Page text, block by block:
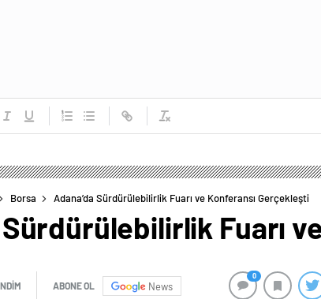
Borsa Adana’da Sürdürülebilirlik Fuarı ve Konferansı Gerçekleşti
Sürdürülebilirlik Fuarı
ABONE OL News
0